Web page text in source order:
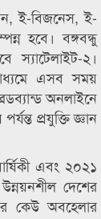
ই-বিজনেস, ই-
হবে। বঙ্গবন্ধু
স্যাটেলাইট-২।
এসব সময়
অনলাইনে
প্রযুক্তি জ্ঞান
এবং ২০২১
দেশের
কেউ অবহেলার